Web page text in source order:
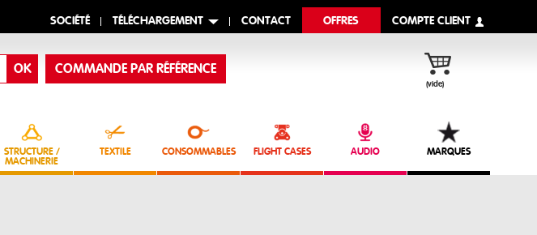
SOCIÉTÉ TÉLÉCHARGEMENT CONTACT OFFRES COMPTE CLIENT
(vide)
COMMANDE PAR RÉFÉRENCE
STRUCTURE /
MACHINERIE
TEXTILE CONSOMMABLES FLIGHT CASES AUDIO MARQUES